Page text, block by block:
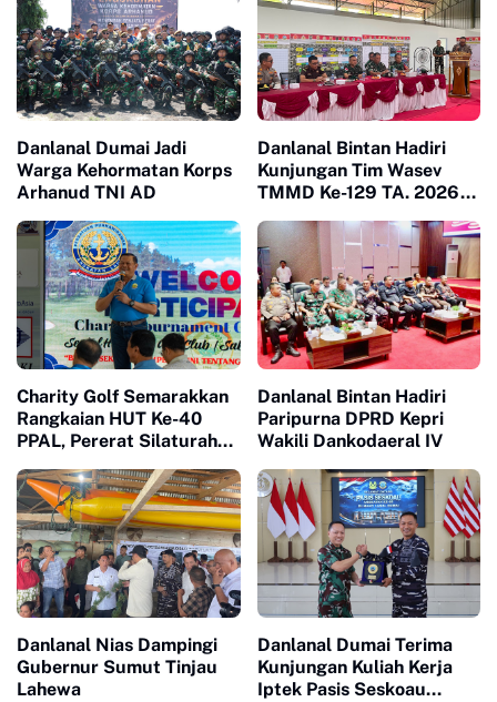
Danlanal Dumai Jadi
Warga Kehormatan Korps
Arhanud TNI AD
Danlanal Bintan Hadiri
Kunjungan Tim Wasev
TMMD Ke-129 TA. 2026
0315/Tanjungpinang
Charity Golf Semarakkan
Rangkaian HUT Ke-40
PPAL, Pererat Silaturahmi
Danlanal Bintan Hadiri
Paripurna DPRD Kepri
Wakili Dankodaeral IV
Danlanal Nias Dampingi
Gubernur Sumut Tinjau
Lahewa
Danlanal Dumai Terima
Kunjungan Kuliah Kerja
Iptek Pasis Seskoau